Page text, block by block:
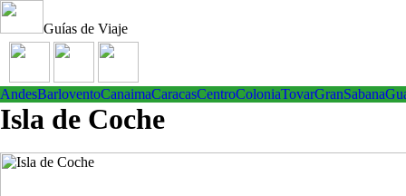
Guías de Viaje
AndesBarloventoCanaimaCaracasCentroColoniaTovarGranSabana
Isla de Coche